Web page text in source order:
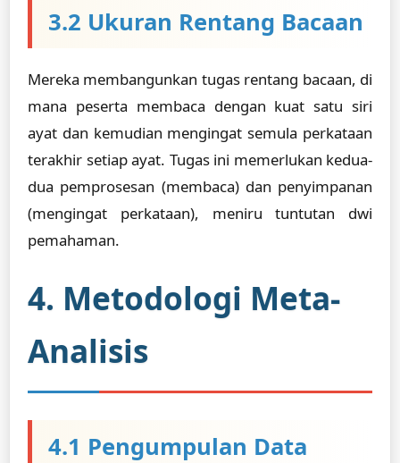
3.2 Ukuran Rentang Bacaan
Mereka membangunkan tugas rentang bacaan, di
mana peserta membaca dengan kuat satu siri
ayat dan kemudian mengingat semula perkataan
terakhir setiap ayat. Tugas ini memerlukan kedua-
dua pemprosesan (membaca) dan penyimpanan
(mengingat perkataan), meniru tuntutan dwi
pemahaman.
4. Metodologi Meta-
Analisis
4.1 Pengumpulan Data